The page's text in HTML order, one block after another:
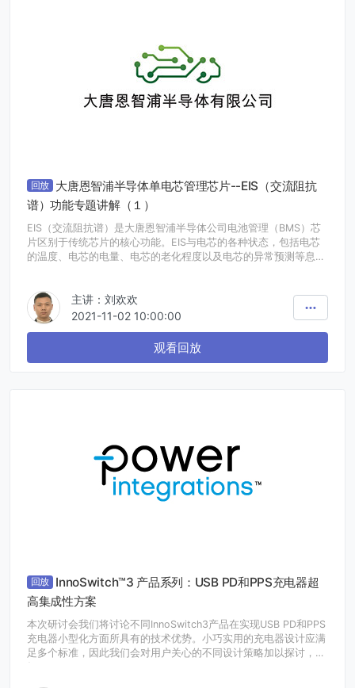
回放 大唐恩智浦半导体单电芯管理芯片--EIS（交流阻抗
谱）功能专题讲解（１）
EIS（交流阻抗谱）是大唐恩智浦半导体公司电池管理（BMS）芯
片区别于传统芯片的核心功能。EIS与电芯的各种状态，包括电芯
的温度、电芯的电量、电芯的老化程度以及电芯的异常预测等息息
EIS，本期专题，我们将针对大家普遍关注的EIS在BMS系统中的应
用进行详细的讲解。
主讲：刘欢欢
2021-11-02 10:00:00
观看回放
回放 InnoSwitch™3 产品系列：USB PD和PPS充电器超
高集成性方案
本次研讨会我们将讨论不同InnoSwitch3产品在实现USB PD和PPS
充电器小型化方面所具有的技术优势。小巧实用的充电器设计应满
足多个标准，因此我们会对用户关心的不同设计策略加以探讨，包